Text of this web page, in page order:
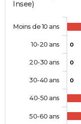
Insee)
0
0
0
Moins de 10 ans
10-20 ans
20-30 ans
30-40 ans
40-50 ans
50-60 ans